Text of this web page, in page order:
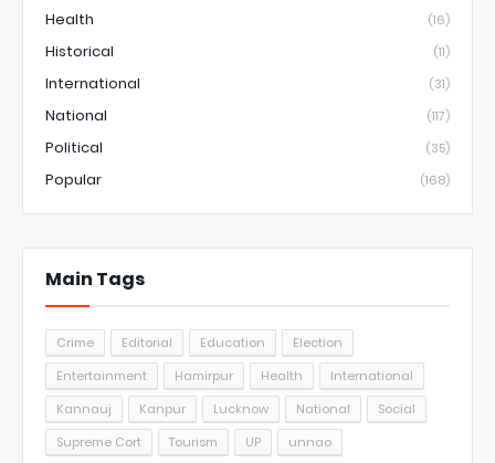
Health (16)
Historical (11)
International (31)
National (117)
Political (35)
Popular (168)
Main Tags
Crime Editorial Education
Election
Entertainment
Hamirpur Health
International
Kannauj
Kanpur Lucknow National
Social
Supreme Cort
Tourism UP unnao